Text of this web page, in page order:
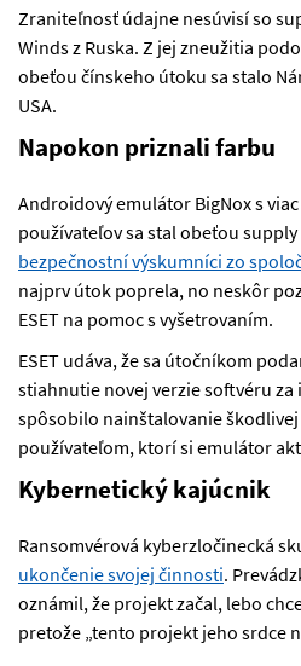
Zraniteľnosť údajne nesúvisí so
Winds z Ruska. Z jej zneužitia
obeťou čínskeho útoku sa stalo
USA.
Napokon priznali farbu
Androidový emulátor BigNox s
používateľov sa stal obeťou
bezpečnostní výskumníci zo
najprv útok poprela, no neskôr
ESET na pomoc s vyšetrovaním.
ESET udáva, že sa útočníkom
stiahnutie novej verzie softvéru za
spôsobilo nainštalovanie
používateľom, ktorí si emulátor
Kybernetický kajúcnik
Ransomvérová kyberzločinecká
ukončenie svojej činnosti.
oznámil, že projekt začal, lebo
pretože „tento projekt jeho srdce